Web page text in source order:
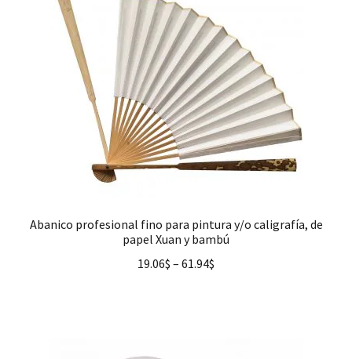
Abanico profesional fino para pintura y/o caligrafía, de
papel Xuan y bambú
19.06$ – 61.94$